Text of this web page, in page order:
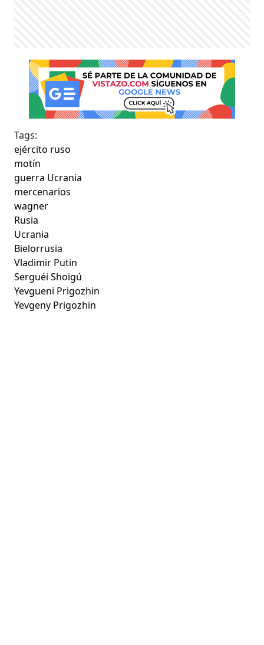
Tags:
ejército ruso
motín
guerra Ucrania
mercenarios
wagner
Rusia
Ucrania
Bielorrusia
Vladimir Putin
Serguéi Shoigú
Yevgueni Prigozhin
Yevgeny Prigozhin